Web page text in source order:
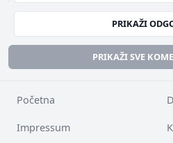
PRIKAŽI
PRIKAŽI SVE
Početna
Impressum